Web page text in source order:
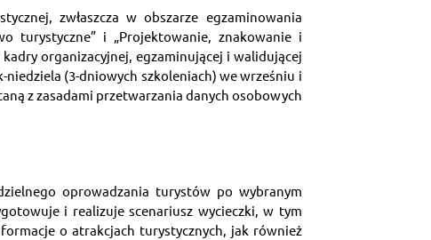
zwłaszcza w obszarze egzaminowania
turystyczne” i „Projektowanie, znakowanie i
organizacyjnej, egzaminującej i walidującej
niedziela (3-dniowych szkoleniach) we wrześniu i
z zasadami przetwarzania danych osobowych
oprowadzania turystów po wybranym
i realizuje scenariusz wycieczki, w tym
o atrakcjach turystycznych, jak również